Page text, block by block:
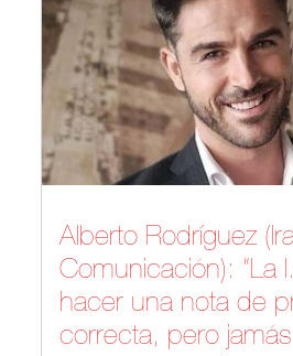
Alberto Rodríguez
Comunicación): “La
hacer una nota de
correcta, pero